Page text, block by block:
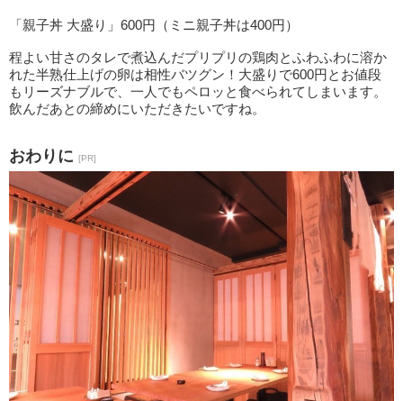
「親子丼 大盛り」600円（ミニ親子丼は400円）
程よい甘さのタレで煮込んだプリプリの鶏肉とふわふわに溶か
れた半熟仕上げの卵は相性バツグン！大盛りで600円とお値段
もリーズナブルで、一人でもペロッと食べられてしまいます。
飲んだあとの締めにいただきたいですね。
おわりに [PR]